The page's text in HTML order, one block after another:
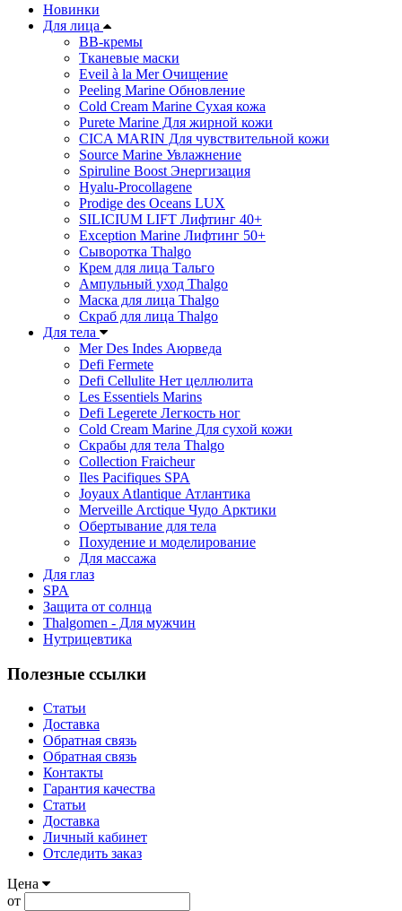
Новинки
Для лица
ВВ-кремы
Тканевые маски
Eveil à la Mer Очищение
Peeling Marine Обновление
Cold Cream Marine Сухая кожа
Purete Marine Для жирной кожи
СICA MARIN Для чувствительной кожи
Source Marine Увлажнение
Spiruline Boost Энергизация
Hyalu-Procollagene
Prodige des Oceans LUX
SILICIUM LIFT Лифтинг 40+
Exception Marine Лифтинг 50+
Cыворотка Thalgo
Крем для лица Тальго
Ампульный уход Thalgo
Маска для лица Thalgo
Скраб для лица Thalgo
Для тела
Mer Des Indes Аюрведа
Defi Fermete
Defi Cellulite Нет целлюлита
Les Essentiels Marins
Defi Legerete Легкость ног
Cold Cream Marine Для сухой кожи
Скрабы для тела Thalgo
Collection Fraicheur
Iles Pacifiques SPA
Joyaux Atlantique Атлантика
Merveille Arctique Чудо Арктики
Обертывание для тела
Похудение и моделирование
Для массажа
Для глаз
SPA
Защита от солнца
Thalgomen - Для мужчин
Нутрицевтика
Полезные ссылки
Статьи
Доставка
Обратная связь
Обратная связь
Контакты
Гарантия качества
Статьи
Доставка
Личный кабинет
Отследить заказ
Цена
от